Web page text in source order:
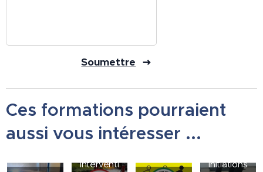
Soumettre
Ces formations pourraient
aussi vous intéresser ...
Interventi
Initiations